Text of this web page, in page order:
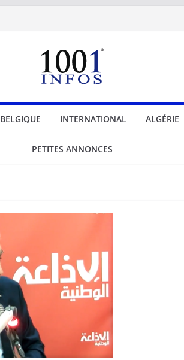
BELGIQUE INTERNATIONAL ALGÉRIE
PETITES ANNONCES